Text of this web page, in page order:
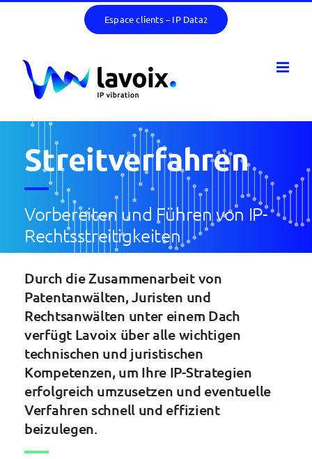
Espace clients – IP Data2
Streitverfahren
Vorbereiten und Führen von IP-
Rechtsstreitigkeiten
Durch die Zusammenarbeit von
Patentanwälten, Juristen und
Rechtsanwälten unter einem Dach
verfügt Lavoix über alle wichtigen
technischen und juristischen
Kompetenzen, um Ihre IP-Strategien
erfolgreich umzusetzen und eventuelle
Verfahren schnell und effizient
beizulegen.